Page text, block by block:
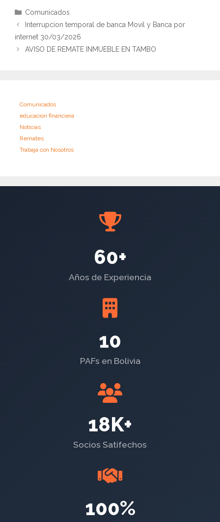
Categorías
Comunicados
Interrupcion temporal de banca Movil y Banca por
internet 30/03/2026
AVISO DE REMATE INMUEBLE EN TAMBO
Comunicados
educacion financiera
Noticias
Remates
Trabaja con Nosotros
60+
Años de Experiencia
10
PAFs en Bolivia
18K+
Socios Satifechos
100%